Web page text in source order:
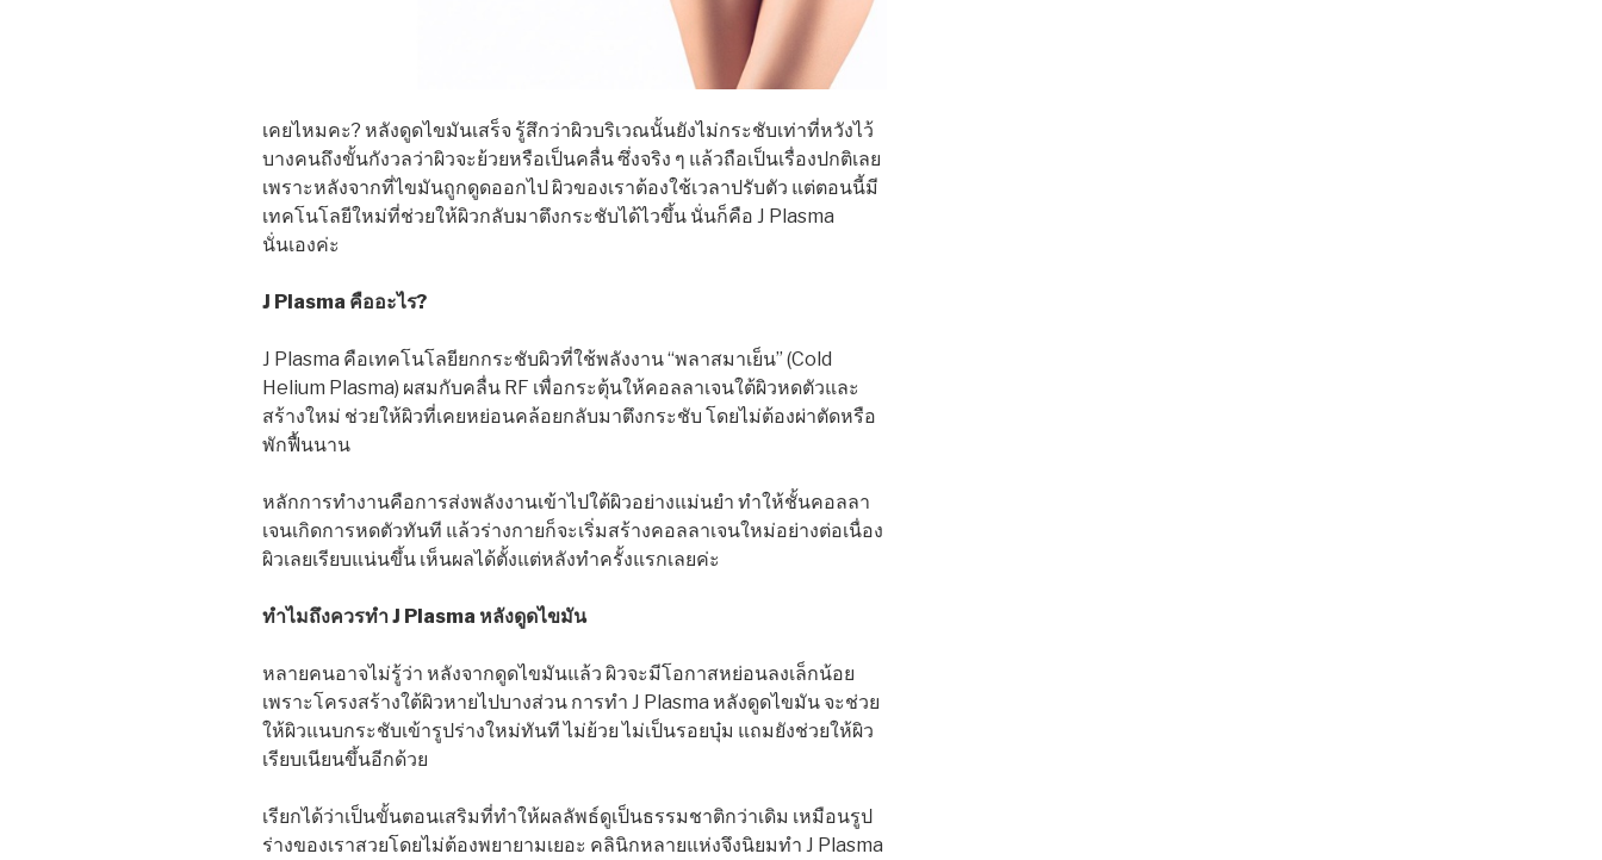
เคยไหมคะ? หลังดูดไขมันเสร็จ รู้สึกว่าผิวบริเวณนั้นยังไม่กระชับเท่าที่หวังไว้
บางคนถึงขั้นกังวลว่าผิวจะย้วยหรือเป็นคลื่น ซึ่งจริง ๆ แล้วถือเป็นเรื่องปกติเลย
เพราะหลังจากที่ไขมันถูกดูดออกไป ผิวของเราต้องใช้เวลาปรับตัว แต่ตอนนี้มี
เทคโนโลยีใหม่ที่ช่วยให้ผิวกลับมาตึงกระชับได้ไวขึ้น นั่นก็คือ J Plasma
นั่นเองค่ะ
J Plasma คืออะไร?
J Plasma คือเทคโนโลยียกกระชับผิวที่ใช้พลังงาน “พลาสมาเย็น” (Cold
Helium Plasma) ผสมกับคลื่น RF เพื่อกระตุ้นให้คอลลาเจนใต้ผิวหดตัวและ
สร้างใหม่ ช่วยให้ผิวที่เคยหย่อนคล้อยกลับมาตึงกระชับ โดยไม่ต้องผ่าตัดหรือ
พักฟื้นนาน
หลักการทำงานคือการส่งพลังงานเข้าไปใต้ผิวอย่างแม่นยำ ทำให้ชั้นคอลลา
เจนเกิดการหดตัวทันที แล้วร่างกายก็จะเริ่มสร้างคอลลาเจนใหม่อย่างต่อเนื่อง
ผิวเลยเรียบแน่นขึ้น เห็นผลได้ตั้งแต่หลังทำครั้งแรกเลยค่ะ
ทำไมถึงควรทำ J Plasma หลังดูดไขมัน
หลายคนอาจไม่รู้ว่า หลังจากดูดไขมันแล้ว ผิวจะมีโอกาสหย่อนลงเล็กน้อย
เพราะโครงสร้างใต้ผิวหายไปบางส่วน การทำ J Plasma หลังดูดไขมัน จะช่วย
ให้ผิวแนบกระชับเข้ารูปร่างใหม่ทันที ไม่ย้วย ไม่เป็นรอยบุ๋ม แถมยังช่วยให้ผิว
เรียบเนียนขึ้นอีกด้วย
เรียกได้ว่าเป็นขั้นตอนเสริมที่ทำให้ผลลัพธ์ดูเป็นธรรมชาติกว่าเดิม เหมือนรูป
ร่างของเราสวยโดยไม่ต้องพยายามเยอะ คลินิกหลายแห่งจึงนิยมทำ J Plasma